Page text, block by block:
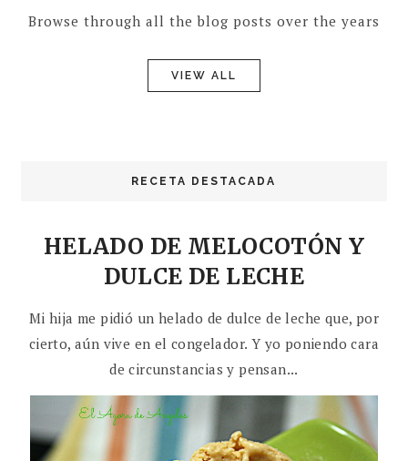
Browse through all the blog posts over the years
VIEW ALL
RECETA DESTACADA
HELADO DE MELOCOTÓN Y
DULCE DE LECHE
Mi hija me pidió un helado de dulce de leche que, por
cierto, aún vive en el congelador. Y yo poniendo cara
de circunstancias y pensan...